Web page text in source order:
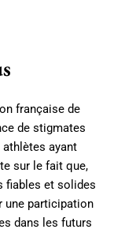
française de
de stigmates
ayant
sur le fait que,
fiables et solides
une participation
dans les futurs